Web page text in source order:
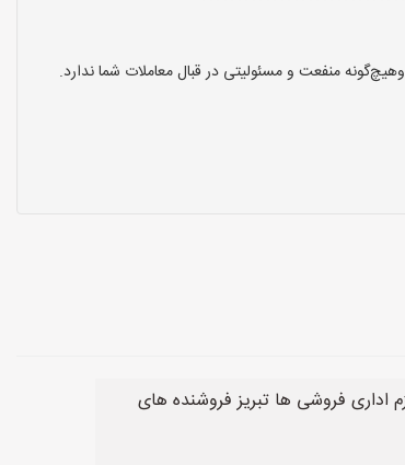
منفعت و مسئولیتی در قبال معاملات شما ندارد.
اداری فروشی ها تبریز فروشنده های